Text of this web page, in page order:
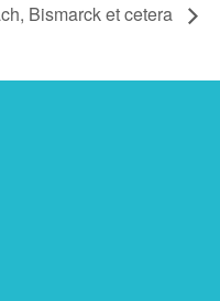
Bismarck et cetera